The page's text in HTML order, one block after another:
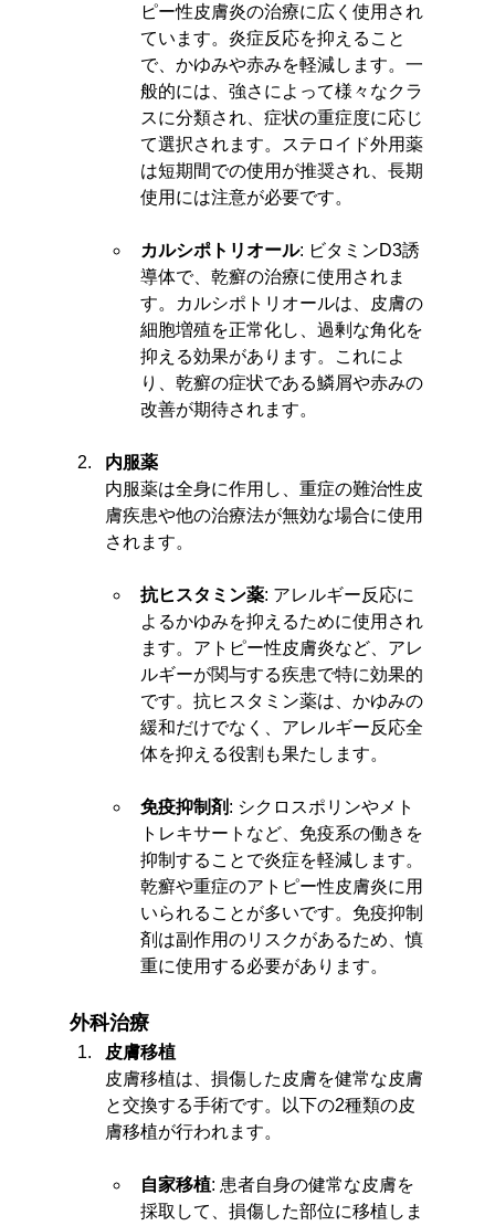
ピー性皮膚炎の治療に広く使用され
ています。炎症反応を抑えること
で、かゆみや赤みを軽減します。一
般的には、強さによって様々なクラ
スに分類され、症状の重症度に応じ
て選択されます。ステロイド外用薬
は短期間での使用が推奨され、長期
使用には注意が必要です。
カルシポトリオール: ビタミンD3誘
導体で、乾癬の治療に使用されま
す。カルシポトリオールは、皮膚の
細胞増殖を正常化し、過剰な角化を
抑える効果があります。これによ
り、乾癬の症状である鱗屑や赤みの
改善が期待されます。
内服薬
内服薬は全身に作用し、重症の難治性皮
膚疾患や他の治療法が無効な場合に使用
されます。
抗ヒスタミン薬: アレルギー反応に
よるかゆみを抑えるために使用され
ます。アトピー性皮膚炎など、アレ
ルギーが関与する疾患で特に効果的
です。抗ヒスタミン薬は、かゆみの
緩和だけでなく、アレルギー反応全
体を抑える役割も果たします。
免疫抑制剤 : シクロスポリンやメト
トレキサートなど、免疫系の働きを
抑制することで炎症を軽減します。
乾癬や重症のアトピー性皮膚炎に用
いられることが多いです。免疫抑制
剤は副作用のリスクがあるため、慎
重に使用する必要があります。
外科治療
皮膚移植
皮膚移植は、損傷した皮膚を健常な皮膚
と交換する手術です。以下の2種類の皮
膚移植が行われます。
自家移植: 患者自身の健常な皮膚を
採取して、損傷した部位に移植しま